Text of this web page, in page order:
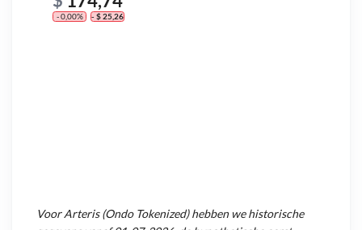
- 0,00% - $ 25,26
VoorArteris (Ondo Tokenized)hebben we historische